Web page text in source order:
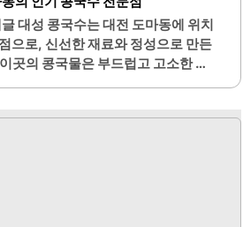
대성 콩국수는 대전 도마동에 위치
으로, 신선한 재료와 정성으로 만든
곳의 콩국물은 부드럽고 고소한 맛
입니다.대성 콩국수는 평일에도 많